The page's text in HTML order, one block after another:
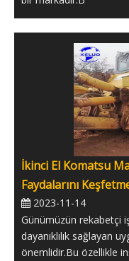
İkinci El Komatsu
Faydalarını
2023-11-14
Günümüzün rekabetçi
dayanıklılık sağlayan
önemlidir.Bu özellikle